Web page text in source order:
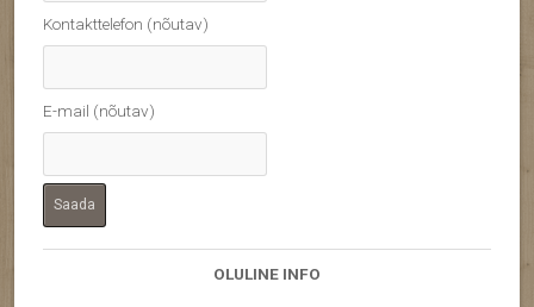
Kontakttelefon (nõutav)
E-mail (nõutav)
OLULINE INFO